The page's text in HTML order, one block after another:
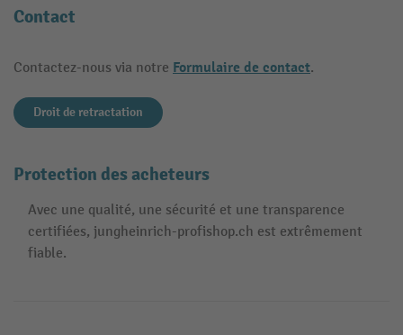
Contact
Contactez-nous via notre Formulaire de contact.
Droit de retractation
Protection des acheteurs
Avec une qualité, une sécurité et une transparence
certifiées, jungheinrich-profishop.ch est extrêmement
fiable.